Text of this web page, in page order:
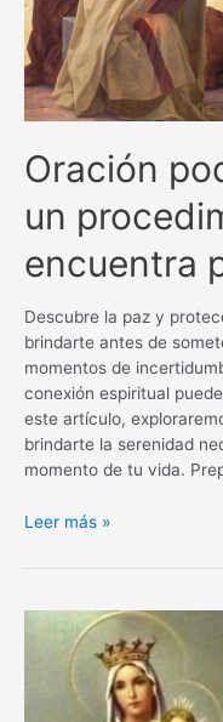
lo
negativo.
Oración
un
encuentra
Descubre la paz y
brindarte antes de
momentos de
conexión espiritual
este artículo,
brindarte la serenidad
momento de tu vida.
Oración
antes
procedimiento
encuentra
Leer más »